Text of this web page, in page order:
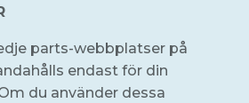
parts-webbplatser på
endast för din
du använder dessa